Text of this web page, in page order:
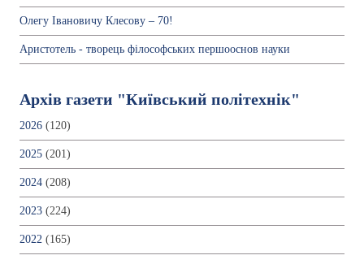
Олегу Івановичу Клесову – 70!
Аристотель - творець філософських першооснов науки
Архів газети "Київський політехнік"
2026 (120)
2025 (201)
2024 (208)
2023 (224)
2022 (165)